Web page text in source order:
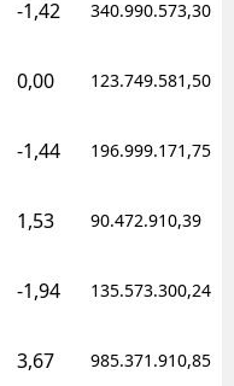
-1,42 340.990.573,30
0,00 123.749.581,50
-1,44 196.999.171,75
1,53 90.472.910,39
-1,94 135.573.300,24
3,67 985.371.910,85